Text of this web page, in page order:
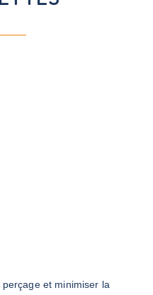
et minimiser la